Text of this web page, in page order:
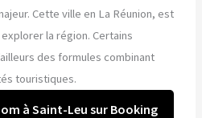
Cette ville en La Réunion, est
la région. Certains
des formules combinant
touristiques.
à Saint-Leu sur Booking